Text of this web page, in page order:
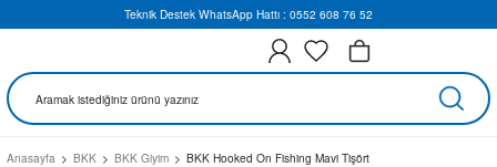
Teknik Destek WhatsApp Hattı : 0552 608 76 52
Anasayfa BKK BKK Giyim BKK Hooked On Fishing Mavi Tişört